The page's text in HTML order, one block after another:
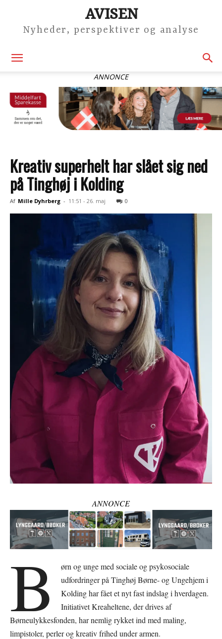
AVISEN
Nyheder, perspektiver og analyse
ANNONCE
Kreativ superhelt har slået sig ned
på Tinghøj i Kolding
Af Mille Dyhrberg - 11:51 - 26. maj 0
ANNONCE
B
ørn og unge med sociale og psykosociale
udfordringer på Tinghøj Børne- og Ungehjem i
Kolding har fået et nyt fast indslag i hverdagen.
Initiativet Kreaheltene, der drives af
Børneulykkesfonden, har nemlig rykket ind med maling,
limpistoler, perler og kreativ frihed under armen.